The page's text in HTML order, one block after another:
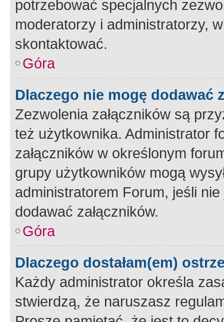
potrzebować specjalnych
moderatorzy i administratorzy,
skontaktować.
Góra
Dlaczego nie mogę dodawać
Zezwolenia załączników są
też użytkownika. Administrator
załączników w określonym
grupy użytkowników mogą
administratorem Forum, jeśli
dodawać załączników.
Góra
Dlaczego dostałam(em)
Każdy administrator określa
stwierdzą, że naruszasz